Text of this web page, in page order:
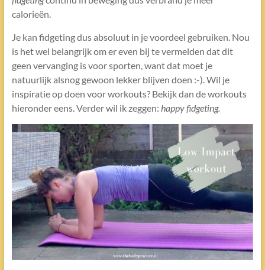
calorieën.
Je kan fidgeting dus absoluut in je voordeel gebruiken. Nou
is het wel belangrijk om er even bij te vermelden dat dit
geen vervanging is voor sporten, want dat moet je
natuurlijk alsnog gewoon lekker blijven doen :-). Wil je
inspiratie op doen voor workouts? Bekijk dan de workouts
hieronder eens. Verder wil ik zeggen: happy fidgeting.